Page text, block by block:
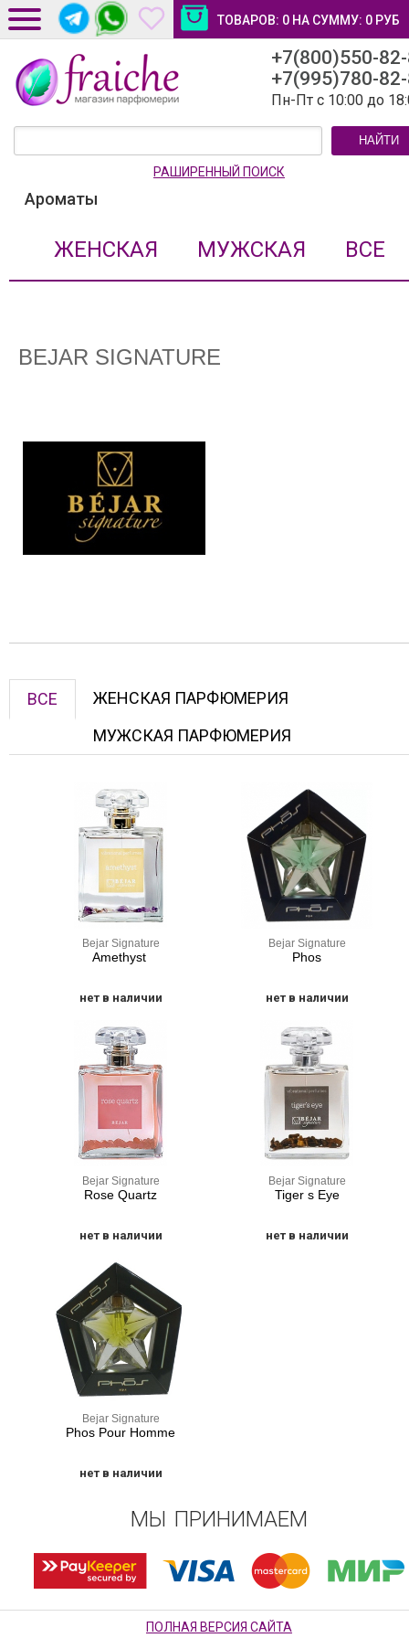
ТОВАРОВ: 0 НА СУММУ: 0 РУБ
ДОСТАВКА И ОПЛАТА
НОВОСТИ И СТАТЬИ
+7(800)550-
+7(995)780-
Пн-Пт с 10:00 до
НАЙТИ
РАШИРЕННЫЙ ПОИСК
Ароматы
ЖЕНСКАЯ МУЖСКАЯ ВСЕ
BEJAR SIGNATURE
ВСЕ
ЖЕНСКАЯ ПАРФЮМЕРИЯ
МУЖСКАЯ ПАРФЮМЕРИЯ
Bejar Signature
Amethyst
нет в наличии
Bejar Signature
Phos
нет в наличии
Bejar Signature
Rose Quartz
нет в наличии
Bejar Signature
Tiger s Eye
нет в наличии
Bejar Signature
Phos Pour Homme
нет в наличии
МЫ ПРИНИМАЕМ
ПОЛНАЯ ВЕРСИЯ САЙТА